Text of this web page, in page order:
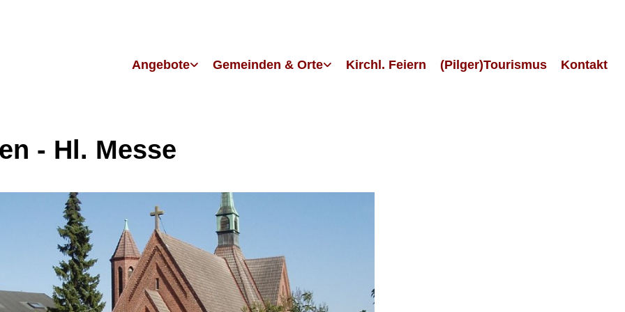
Angebote Gemeinden & Orte Kirchl. Feiern (Pilger)Tourismus Kontakt
- Hl. Messe